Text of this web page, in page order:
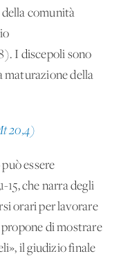
della comunità
I discepoli sono
maturazione della
20,4)
essere
che narra degli
orari per lavorare
di mostrare
il giudizio finale